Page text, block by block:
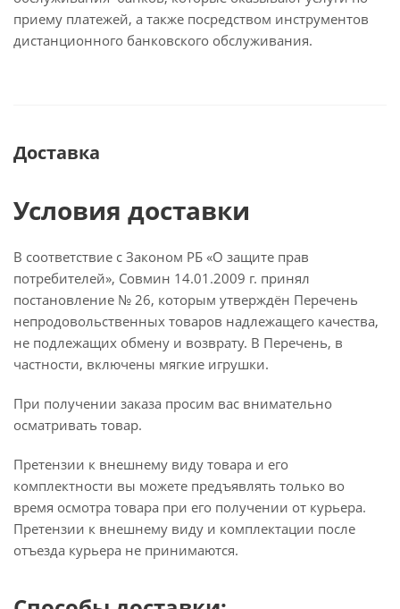
приему платежей, а также посредством инструментов
дистанционного банковского обслуживания.
Доставка
Условия доставки
В соответствие с Законом РБ «О защите прав
потребителей», Совмин 14.01.2009 г. принял
постановление № 26, которым утверждён Перечень
непродовольственных товаров надлежащего качества,
не подлежащих обмену и возврату. В Перечень, в
частности, включены мягкие игрушки.
При получении заказа просим вас внимательно
осматривать товар.
Претензии к внешнему виду товара и его
комплектности вы можете предъявлять только во
время осмотра товара при его получении от курьера.
Претензии к внешнему виду и комплектации после
отъезда курьера не принимаются.